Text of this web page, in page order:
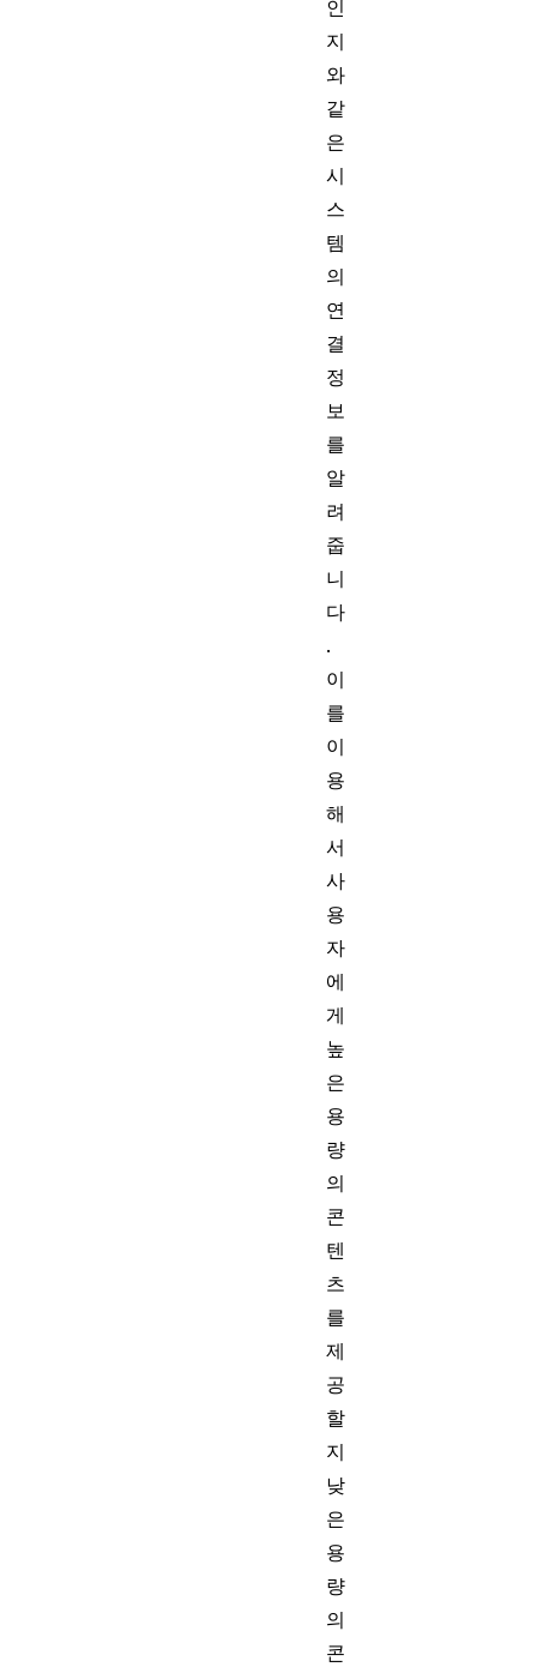
인
지
와
같
은
시
스
템
의
연
결
정
보
를
알
려
줍
니
다
.
이
를
이
용
해
서
사
용
자
에
게
높
은
용
량
의
콘
텐
츠
를
제
공
할
지
낮
은
용
량
의
콘